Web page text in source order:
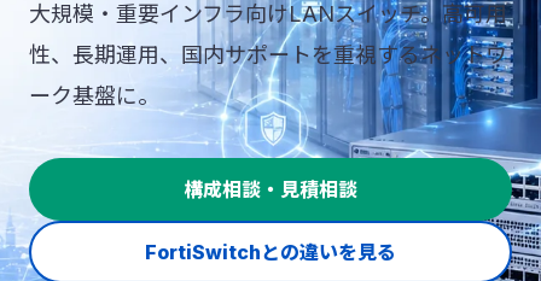
大規模・重要インフラ向けLANスイッチ。高可用
性、長期運用、国内サポートを重視するネットワ
ーク基盤に。
構成相談・見積相談
FortiSwitchとの違いを見る